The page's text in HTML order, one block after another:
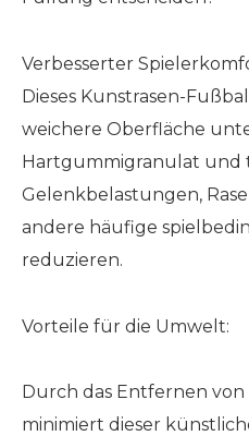
Verbesserter
Dieses Kunstrasen-
weichere Oberfläche
Hartgummigranulat und
Gelenkbelastungen,
andere häufige
reduzieren.
Vorteile für die Umwelt:
Durch das Entfernen
minimiert dieser